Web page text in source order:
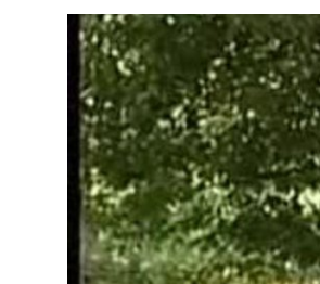
La compagnie La
fête des associations.
Références
Télécharger la vidéo